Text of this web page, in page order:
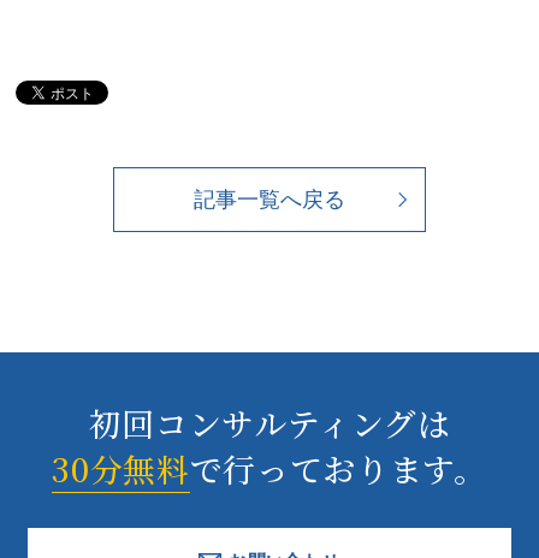
記事一覧へ戻る
初回コンサルティングは
30分無料で行っております。